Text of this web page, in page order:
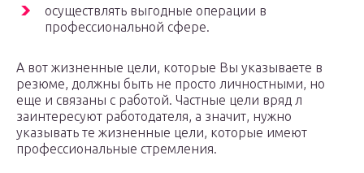
осуществлять выгодные операции в
профессиональной сфере.
А вот жизненные цели, которые Вы указываете в
резюме, должны быть не просто личностными, но
еще и связаны с работой. Частные цели вряд л
заинтересуют работодателя, а значит, нужно
указывать те жизненные цели, которые имеют
профессиональные стремления.